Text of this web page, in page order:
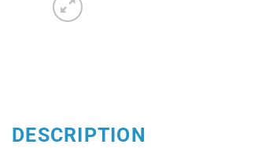
DESCRIPTION